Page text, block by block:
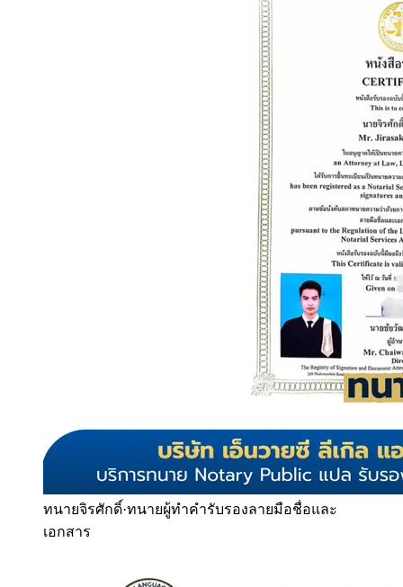
ทนายจิรศักดิ์·ทนายผู้ทำคำรับรองลายมือชื่อและ
เอกสาร